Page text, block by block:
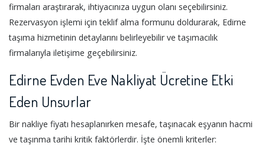
firmaları araştırarak, ihtiyacınıza uygun olanı seçebilirsiniz.
Rezervasyon işlemi için teklif alma formunu doldurarak, Edirne
taşıma hizmetinin detaylarını belirleyebilir ve taşımacılık
firmalarıyla iletişime geçebilirsiniz.
Edirne Evden Eve Nakliyat Ücretine Etki
Eden Unsurlar
Bir nakliye fiyatı hesaplanırken mesafe, taşınacak eşyanın hacmi
ve taşınma tarihi kritik faktörlerdir. İşte önemli kriterler: